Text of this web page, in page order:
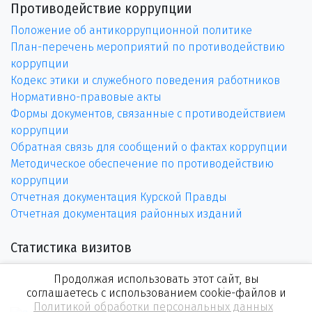
Противодействие коррупции
Положение об антикоррупционной политике
План-перечень мероприятий по противодействию
коррупции
Кодекс этики и служебного поведения работников
Нормативно-правовые акты
Формы документов, связанные с противодействием
коррупции
Обратная связь для сообщений о фактах коррупции
Методическое обеспечение по противодействию
коррупции
Отчетная документация Курской Правды
Отчетная документация районных изданий
Статистика визитов
Продолжая использовать этот сайт, вы
соглашаетесь с использованием cookie-файлов и
Политикой обработки персональных данных